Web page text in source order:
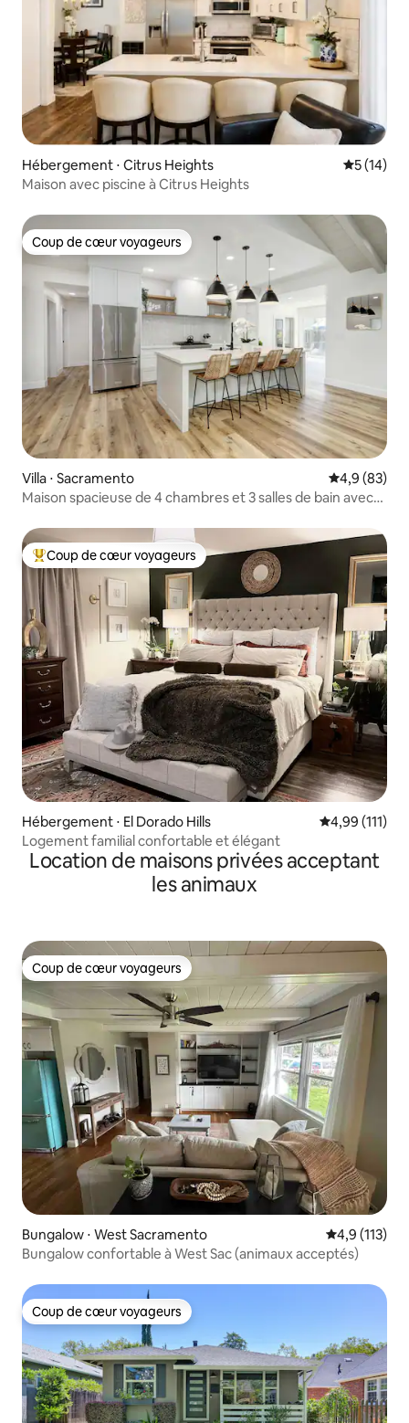
Hébergement ⋅ Citrus Heights
5 (14)
Maison avec piscine à Citrus Heights
Coup de cœur voyageurs
Coup de cœur voyageurs
Villa ⋅ Sacramento Évaluation
4,9 (83)
Maison spacieuse de 4 chambres et 3 salles de bain avec
Coups de cœur voyageurs les plus appréciés
Coup de cœur voyageurs
Hébergement ⋅ El Dorado Hills Évaluation
4,99 (111)
Logement familial confortable et élégant
Location de maisons privées acceptant
les animaux
Coup de cœur voyageurs
Coup de cœur voyageurs
Bungalow ⋅ West Sacramento Évaluation
4,9 (113)
Bungalow confortable à West Sac (animaux acceptés)
Coup de cœur voyageurs
Coup de cœur voyageurs